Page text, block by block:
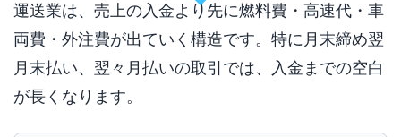
運送業は、売上の入金より先に燃料費・高速代・車
両費・外注費が出ていく構造です。特に月末締め翌
月末払い、翌々月払いの取引では、入金までの空白
が長くなります。